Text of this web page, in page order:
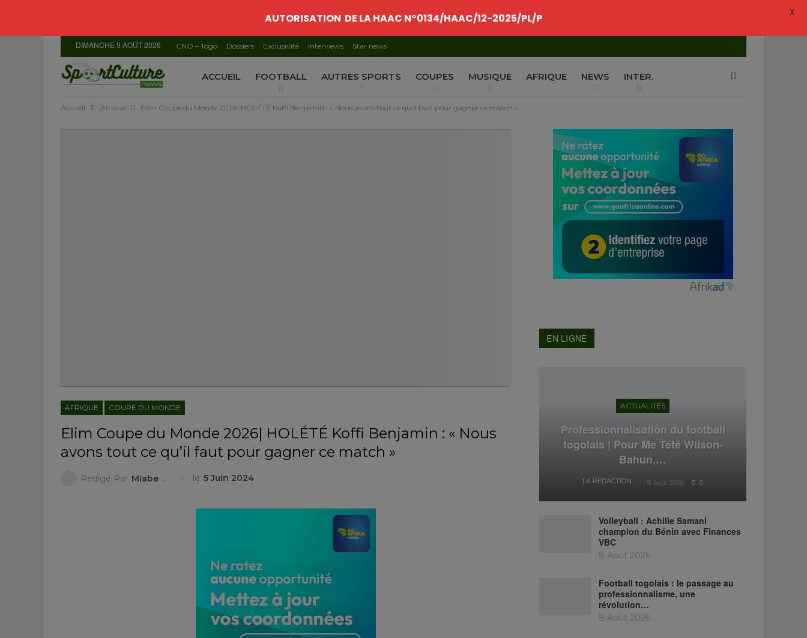
DIMANCHE 9 AOÛT 2026 CNO – Togo Dossiers Exclusivité Interviews Star news
ACCUEIL FOOTBALL AUTRES SPORTS COUPES MUSIQUE AFRIQUE NEWS INTER.
Accueil Afrique Elim Coupe du Monde 2026| HOLÉTÉ Koffi Benjamin : « Nous avons tout ce qu’il faut pour gagner ce match »
AFRIQUE COUPE DU MONDE
Elim Coupe du Monde 2026| HOLÉTÉ Koffi Benjamin : « Nous
avons tout ce qu’il faut pour gagner ce match »
Redigé Par Miabe Mondesir KANDE le 5 Juin 2024
EN LIGNE
ACTUALITÉS
Professionnalisation du football
togolais | Pour Me Tété Wilson-
Bahun,…
LA REDACTION 8 Août 2026 0
Volleyball : Achille Samani
champion du Bénin avec Finances
VBC
8 Août 2026
Football togolais : le passage au
professionnalisme, une
révolution…
8 Août 2026
AUTORISATION DE LA HAAC N°0134/HAAC/12-2025/PL/P X